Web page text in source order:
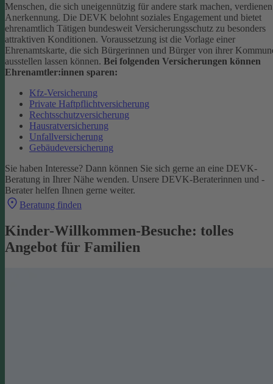
Menschen, die sich uneigennützig für andere stark machen, verdienen
Anerkennung. Die DEVK belohnt soziales Engagement und bietet
ehrenamtlich Tätigen bundesweit Versicherungsschutz zu besonders
attraktiven Konditionen. Voraussetzung ist die Vorlage einer
Ehrenamtskarte, die sich Bürgerinnen und Bürger von ihrer
ausstellen lassen können. Bei folgenden Versicherungen können
Ehrenamtler:innen sparen:
Kfz-Versicherung
Private Haftpflichtversicherung
Rechtsschutzversicherung
Hausratversicherung
Unfallversicherung
Gebäudeversicherung
Sie haben Interesse? Dann können Sie sich gerne an eine DEVK-
Beratung in Ihrer Nähe wenden. Unsere DEVK-Beraterinnen und -
Berater helfen Ihnen gerne weiter.
Beratung finden
Kinder-Willkommen-Besuche: tolles
Angebot für Familien